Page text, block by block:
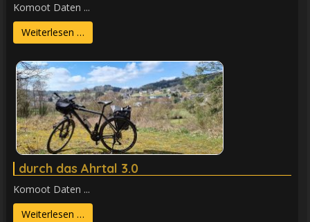
Komoot Daten ...
Weiterlesen …
durch das Ahrtal 3.0
Komoot Daten ...
Weiterlesen …